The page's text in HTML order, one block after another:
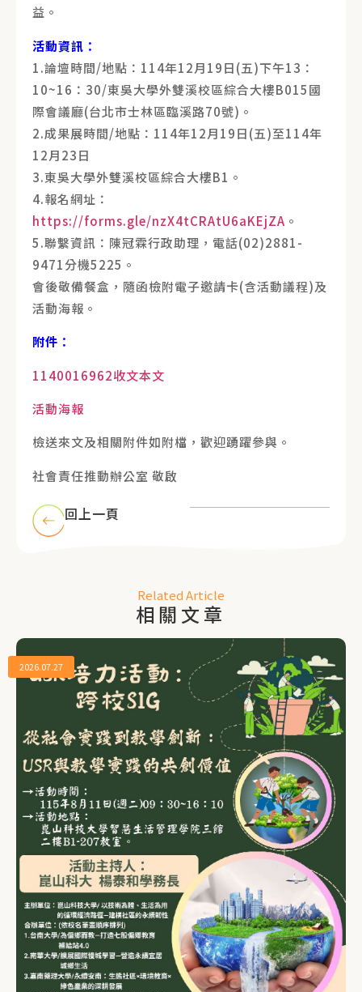
益。
活動資訊：
1.論壇時間/地點：114年12月19日(五)下午13：
10~16：30/東吳大學外雙溪校區綜合大樓B015國
際會議廳(台北市士林區臨溪路70號)。
2.成果展時間/地點：114年12月19日(五)至114年
12月23日
3.東吳大學外雙溪校區綜合大樓B1。
4.報名網址：
https://forms.gle/nzX4tCRAtU6aKEjZA 。
5.聯繫資訊：陳冠霖行政助理，電話(02)2881-
9471分機5225。
會後敬備餐盒，隨函檢附電子邀請卡(含活動議程)及
活動海報。
附件：
1140016962收文本文
活動海報
檢送來文及相關附件如附檔，歡迎踴躍參與。
社會責任推動辦公室 敬啟
回上一頁
Related Article
相關文章
2026.07.27